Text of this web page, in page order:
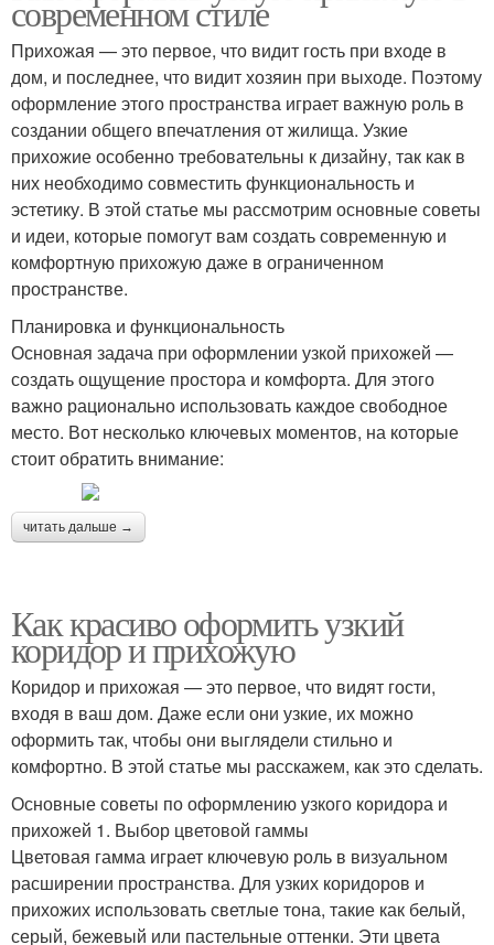
современном стиле
Прихожая — это первое, что видит гость при входе в
дом, и последнее, что видит хозяин при выходе. Поэтому
оформление этого пространства играет важную роль в
создании общего впечатления от жилища. Узкие
прихожие особенно требовательны к дизайну, так как в
них необходимо совместить функциональность и
эстетику. В этой статье мы рассмотрим основные советы
и идеи, которые помогут вам создать современную и
комфортную прихожую даже в ограниченном
пространстве.
Планировка и функциональность
Основная задача при оформлении узкой прихожей —
создать ощущение простора и комфорта. Для этого
важно рационально использовать каждое свободное
место. Вот несколько ключевых моментов, на которые
стоит обратить внимание:
читать дальше →
Как красиво оформить узкий
коридор и прихожую
Коридор и прихожая — это первое, что видят гости,
входя в ваш дом. Даже если они узкие, их можно
оформить так, чтобы они выглядели стильно и
комфортно. В этой статье мы расскажем, как это сделать.
Основные советы по оформлению узкого коридора и
прихожей 1. Выбор цветовой гаммы
Цветовая гамма играет ключевую роль в визуальном
расширении пространства. Для узких коридоров и
прихожих использовать светлые тона, такие как белый,
серый, бежевый или пастельные оттенки. Эти цвета